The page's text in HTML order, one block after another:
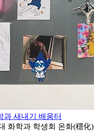
과 새내기 배움터
화학과 학생회 온화(穩化)